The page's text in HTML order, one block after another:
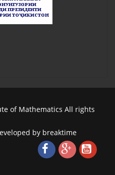
of Mathematics All rights
by breaktime